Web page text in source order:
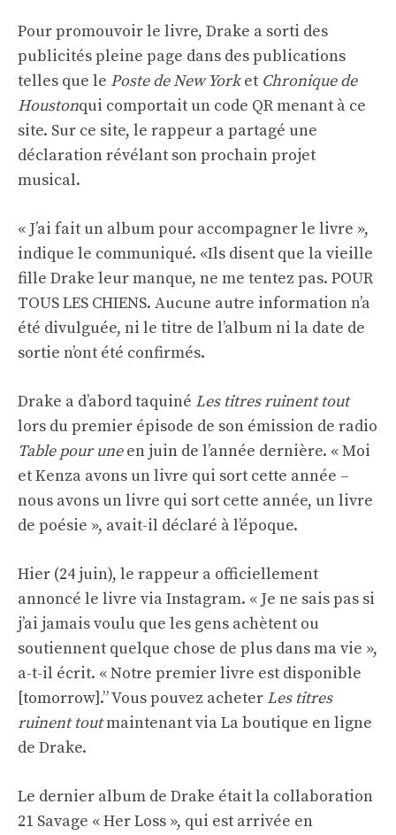
Pour promouvoir le livre, Drake a sorti des
publicités pleine page dans des publications
telles que le Poste de New Yorket Chronique de
Houstonqui comportait un code QR menant à ce
site. Sur ce site, le rappeur a partagé une
déclaration révélant son prochain projet
musical.
« J’ai fait un album pour accompagner le livre »,
indique le communiqué. «Ils disent que la vieille
fille Drake leur manque, ne me tentez pas. POUR
TOUS LES CHIENS. Aucune autre information n’a
été divulguée, ni le titre de l’album ni la date de
sortie n’ont été confirmés.
Drake a d’abord taquiné Les titres ruinent tout
lors du premier épisode de son émission de radio
Table pour uneen juin de l’année dernière. « Moi
et Kenza avons un livre qui sort cette année –
nous avons un livre qui sort cette année, un livre
de poésie », avait-il déclaré à l’époque.
Hier (24 juin), le rappeur a officiellement
annoncé le livre via Instagram. « Je ne sais pas si
j’ai jamais voulu que les gens achètent ou
soutiennent quelque chose de plus dans ma vie »,
a-t-il écrit. « Notre premier livre est disponible
[tomorrow].” Vous pouvez acheter Les titres
ruinent toutmaintenant viaLa boutique en ligne
de Drake.
Le dernier album de Drake était la collaboration
21 Savage « Her Loss », qui est arrivée en